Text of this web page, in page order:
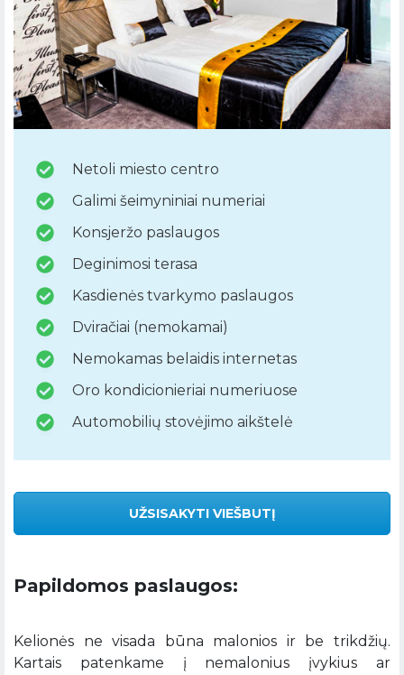
Netoli miesto centro
Galimi šeimyniniai numeriai
Konsjeržo paslaugos
Deginimosi terasa
Kasdienės tvarkymo paslaugos
Dviračiai (nemokamai)
Nemokamas belaidis internetas
Oro kondicionieriai numeriuose
Automobilių stovėjimo aikštelė
UŽSISAKYTI VIEŠBUTĮ
Papildomos paslaugos:
Kelionės ne visada būna malonios ir be trikdžių.
Kartais patenkame į nemalonius įvykius ar